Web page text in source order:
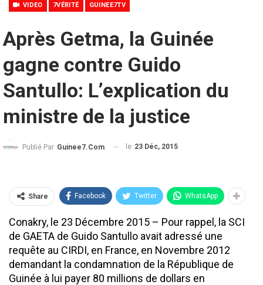
VIDEO 7VÉRITÉ GUINEE7TV
Après Getma, la Guinée
gagne contre Guido
Santullo: L’explication du
ministre de la justice
Publié Par Guinee7.com le 23 Déc, 2015
Share Facebook Twitter WhatsApp
Conakry, le 23 Décembre 2015 – Pour rappel, la SCI
de GAETA de Guido Santullo avait adressé une
requête au CIRDI, en France, en Novembre 2012
demandant la condamnation de la République de
Guinée à lui payer 80 millions de dollars en